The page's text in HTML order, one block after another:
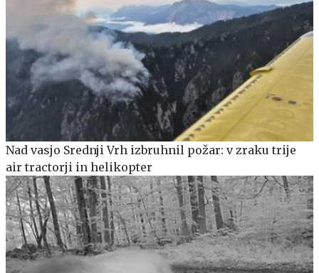
Nad vasjo Srednji Vrh izbruhnil požar: v zraku trije
air tractorji in helikopter